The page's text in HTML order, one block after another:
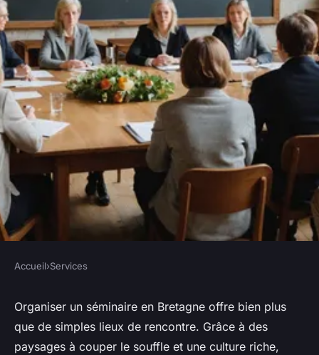
Découvrez les avantages d'un
séminaire en bretagne
Accueil›Services
Organiser un séminaire en Bretagne offre bien plus
que de simples lieux de rencontre. Grâce à des
paysages à couper le souffle et une culture riche,